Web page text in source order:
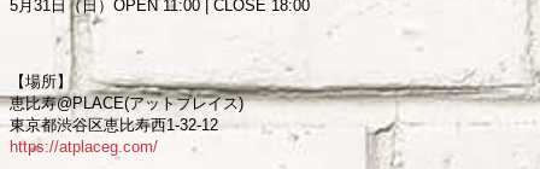
5月31日（日）OPEN 11:00 | CLOSE 18:00
【場所】
恵比寿@PLACE(アットプレイス)
東京都渋谷区恵比寿西1-32-12
https://atplaceg.com/